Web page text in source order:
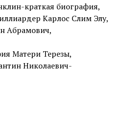
краткая биография,
Карлос Слим Элу,
Абрамович,
Матери Терезы,
Николаевич-